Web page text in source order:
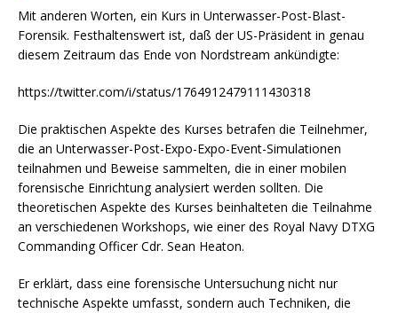
Mit anderen Worten, ein Kurs in Unterwasser-Post-Blast-
Forensik. Festhaltenswert ist, daß der US-Präsident in genau
diesem Zeitraum das Ende von Nordstream ankündigte:
https://twitter.com/i/status/1764912479111430318
Die praktischen Aspekte des Kurses betrafen die Teilnehmer,
die an Unterwasser-Post-Expo-Expo-Event-Simulationen
teilnahmen und Beweise sammelten, die in einer mobilen
forensische Einrichtung analysiert werden sollten. Die
theoretischen Aspekte des Kurses beinhalteten die Teilnahme
an verschiedenen Workshops, wie einer des Royal Navy DTXG
Commanding Officer Cdr. Sean Heaton.
Er erklärt, dass eine forensische Untersuchung nicht nur
technische Aspekte umfasst, sondern auch Techniken, die